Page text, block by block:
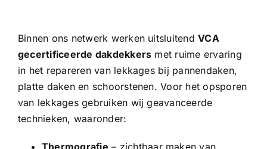
Binnen ons netwerk werken uitsluitendVCA
gecertificeerde dakdekkers met ruime ervaring
in het repareren van lekkages bij pannendaken,
platte daken en schoorstenen. Voor het opsporen
van lekkages gebruiken wij geavanceerde
technieken, waaronder:
Thermografie – zichtbaar maken van